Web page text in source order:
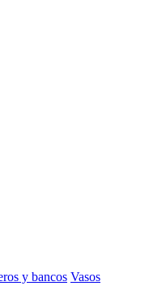
y bancos Vasos